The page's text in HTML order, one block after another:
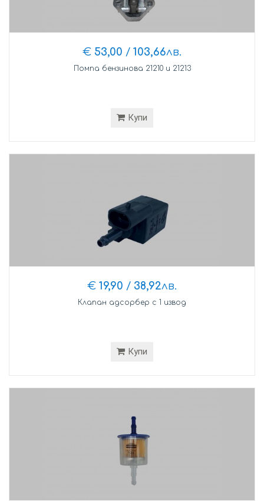
€ 53,00 / 103,66лв.
Помпа бензинова 21210 и 21213
Купи
€ 19,90 / 38,92лв.
Клапан адсорбер с 1 извод
Купи